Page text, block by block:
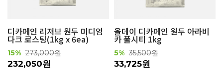
디카페인 리저브 원두 미디엄
다크 로스팅(1kg x 6ea)
15% 273,000원
232,050원
올데이 디카페인 원두 아라비
카 풀시티 1kg
5% 35,500원
33,725원